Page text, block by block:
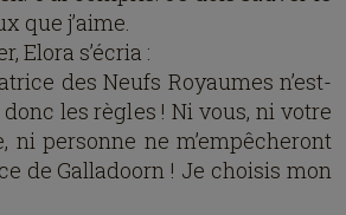
que j’aime.
Elora s’écria :
des Neufs Royaumes n’est-
donc les règles ! Ni vous, ni votre
ni personne ne m’empêcheront
de Galladoorn ! Je choisis mon